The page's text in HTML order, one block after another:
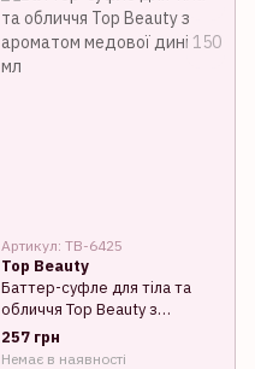
Артикул: TB-6425
Top Beauty
Баттер-суфле для тіла та
обличчя Top Beauty з
ароматом медової дині 150
мл
257 грн
Немає в наявності